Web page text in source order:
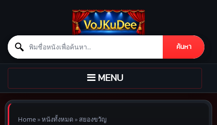
Search for:
ค้นหา
Skip to content
TOGGLE
NAVIGATION
MENU
Home»หนังทั้งหมด» สยองขวัญ